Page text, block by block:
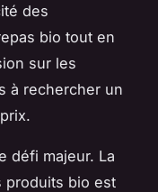
des
bio tout en
sur les
à rechercher un
défi majeur. La
produits bio est